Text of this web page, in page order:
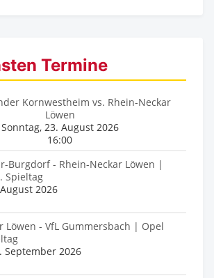
Termine
Kornwestheim vs. Rhein-Neckar
Löwen
Sonntag, 23. August 2026
16:00
Burgdorf - Rhein-Neckar Löwen |
Spieltag
2026
Löwen - VfL Gummersbach | Opel
September 2026